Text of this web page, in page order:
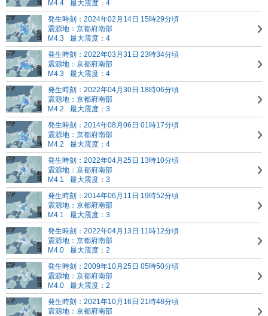
M4.4
最大震度：4
発生時刻：2024年02月14日 15時29分頃
震源地：京都府南部
M4.3
最大震度：4
発生時刻：2022年03月31日 23時34分頃
震源地：京都府南部
M4.3
最大震度：4
発生時刻：2022年04月30日 18時06分頃
震源地：京都府南部
M4.2
最大震度：3
発生時刻：2014年08月06日 01時17分頃
震源地：京都府南部
M4.2
最大震度：4
発生時刻：2022年04月25日 13時10分頃
震源地：京都府南部
M4.1
最大震度：3
発生時刻：2014年06月11日 19時52分頃
震源地：京都府南部
M4.1
最大震度：3
発生時刻：2022年04月13日 11時12分頃
震源地：京都府南部
M4.0
最大震度：2
発生時刻：2009年10月25日 05時50分頃
震源地：京都府南部
M4.0
最大震度：2
発生時刻：2021年10月16日 21時48分頃
震源地：京都府南部